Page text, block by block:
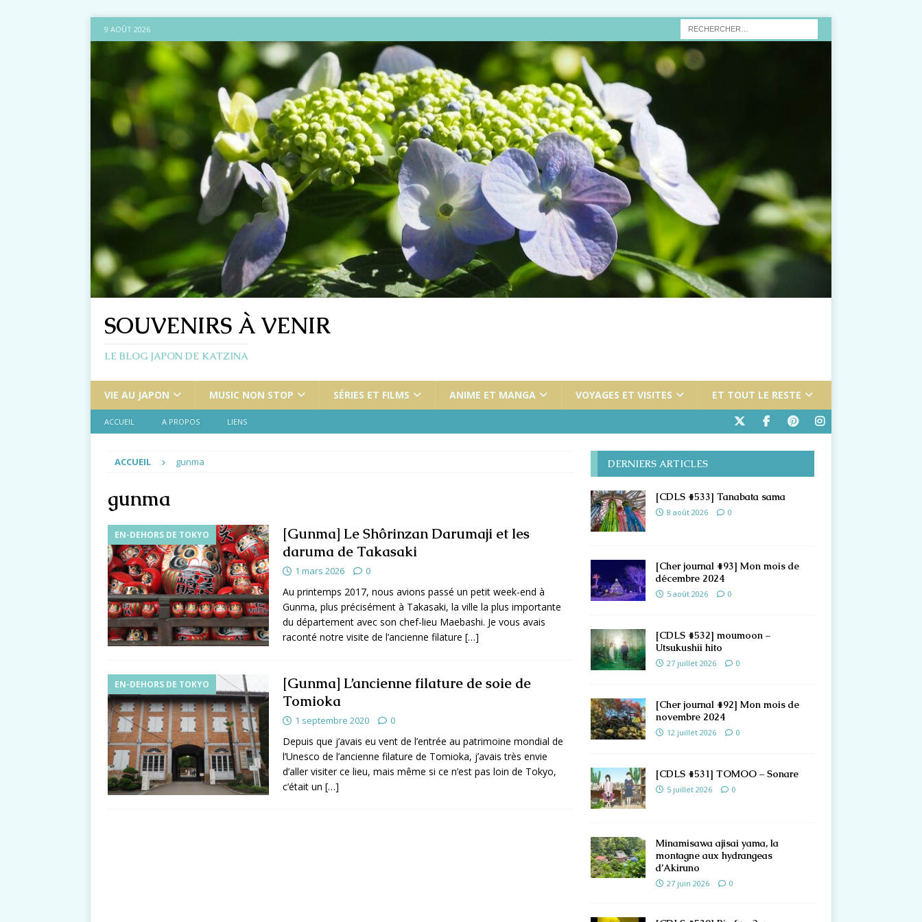
9 AOÛT 2026
SOUVENIRS À VENIR
LE BLOG JAPON DE KATZINA
VIE AU JAPON MUSIC NON STOP SÉRIES ET FILMS ANIME ET MANGA VOYAGES ET VISITES ET TOUT LE RESTE
ACCUEIL A PROPOS LIENS
ACCUEIL gunma
gunma
EN-DEHORS DE TOKYO
[Gunma] Le Shôrinzan Darumaji et les
daruma de Takasaki
1 mars 2026 0
Au printemps 2017, nous avions passé un petit week-end à
Gunma, plus précisément à Takasaki, la ville la plus importante
du département avec son chef-lieu Maebashi. Je vous avais
raconté notre visite de l’ancienne filature […]
EN-DEHORS DE TOKYO
[Gunma] L’ancienne filature de soie de
Tomioka
1 septembre 2020 0
Depuis que j’avais eu vent de l’entrée au patrimoine mondial de
l’Unesco de l’ancienne filature de Tomioka, j’avais très envie
d’aller visiter ce lieu, mais même si ce n’est pas loin de Tokyo,
c’était un […]
DERNIERS ARTICLES
[CDLS #533] Tanabata sama
8 août 2026 0
[Cher journal #93] Mon mois de
décembre 2024
5 août 2026 0
[CDLS #532] moumoon –
Utsukushii hito
27 juillet 2026 0
[Cher journal #92] Mon mois de
novembre 2024
12 juillet 2026 0
[CDLS #531] TOMOO – Sonare
5 juillet 2026 0
Minamisawa ajisai yama, la
montagne aux hydrangeas
d’Akiruno
27 juin 2026 0